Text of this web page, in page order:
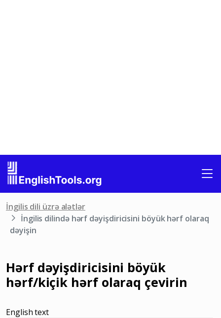
İngilis dili üzrə alətlər
İngilis dilində hərf dəyişdiricisini böyük hərf olaraq
dəyişin
Hərf dəyişdiricisini böyük
hərf/kiçik hərf olaraq çevirin
English text